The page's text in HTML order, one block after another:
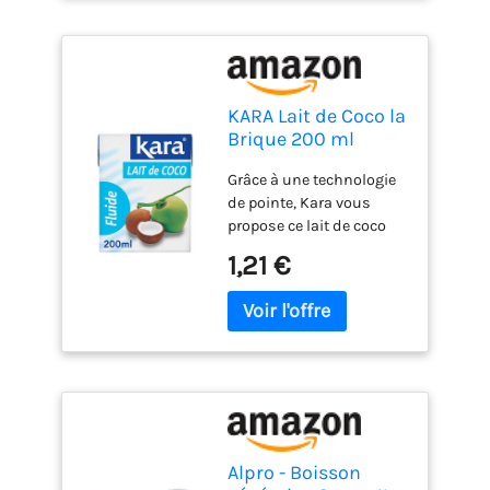
auprès des végétaliens,
ne contient pas de
produits laitiers ni de
sucre ajouté
KARA Lait de Coco la
Brique 200 ml
Grâce à une technologie
de pointe, Kara vous
propose ce lait de coco
température (UHT) dans
un emballage stérile et
pratique. sans
colorant, sans gluten
1,21 €
Alpro - Boisson